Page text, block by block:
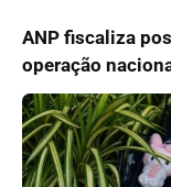
ANP fiscaliza
operação